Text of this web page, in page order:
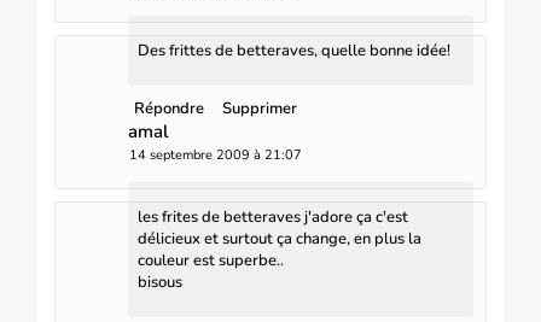
Des frittes de betteraves, quelle bonne idée!
Répondre Supprimer
amal
14 septembre 2009 à 21:07
les frites de betteraves j'adore ça c'est
délicieux et surtout ça change, en plus la
couleur est superbe..
bisous